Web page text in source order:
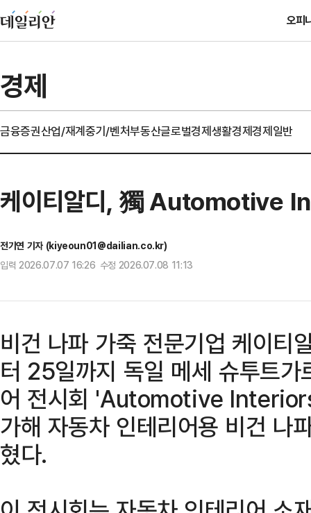
오피
경제
금융증권산업/재계중기/벤처부동산글로벌경제생활경제경제일반
케이티알디, 獨 Automotive
전기연 기자 (kiyeoun01@dailian.co.kr)
입력 2026.07.07 16:26 수정 2026.07.08 11:13
비건 나파 가죽 전문기업 케이
터 25일까지 독일 메세 슈투트
어 전시회 'Automotive
가해 자동차 인테리어용 비건 나
혔다.